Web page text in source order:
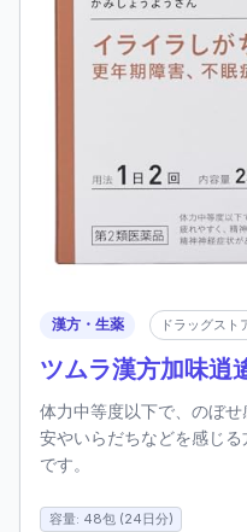
漢方・生薬 ドラッグスト
ツムラ漢方加味逍
体力中等度以下で、のぼ
安やいらだちなどを感じ
です。
容量: 48包 (24日分)